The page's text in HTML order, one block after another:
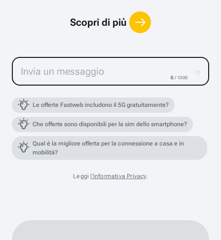
Scopri di più
0 / 1000
Le offerte Fastweb includono il 5G gratuitamente?
Che offerte sono disponibili per la sim dello smartphone?
Qual è la migliore offerta per la connessione a casa e in
mobilità?
Leggi l'informativa Privacy.